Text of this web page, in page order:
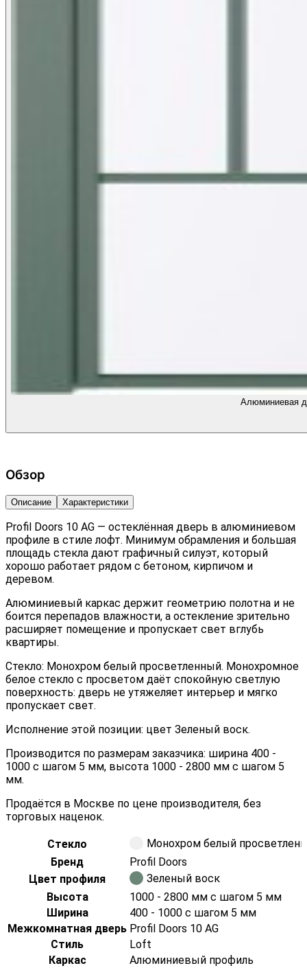
Алюминиевая
Обзор
Описание Характеристики
Profil Doors 10 AG — остеклённая дверь в алюминиевом
профиле в стиле лофт. Минимум обрамления и большая
площадь стекла дают графичный силуэт, который
хорошо работает рядом с бетоном, кирпичом и
деревом.
Алюминиевый каркас держит геометрию полотна и не
боится перепадов влажности, а остекление зрительно
расширяет помещение и пропускает свет вглубь
квартиры.
Стекло: Монохром белый просветленный. Монохромное
белое стекло с просветом даёт спокойную светлую
поверхность: дверь не утяжеляет интерьер и мягко
пропускает свет.
Исполнение этой позиции: цвет Зеленый воск.
Производится по размерам заказчика: ширина 400 -
1000 с шагом 5 мм, высота 1000 - 2800 мм с шагом 5
мм.
Продаётся в Москве по цене производителя, без
торговых наценок.
Стекло
Монохром белый
Бренд
Profil Doors
Цвет профиля
Зеленый воск
Высота
1000 - 2800 мм с шагом 5 мм
Ширина
400 - 1000 с шагом 5 мм
Межкомнатная дверь Profil Doors 10 AG
Стиль
Loft
Каркас
Алюминиевый профиль